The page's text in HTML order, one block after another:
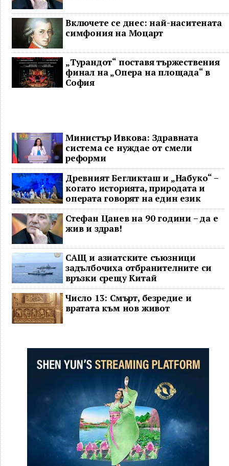
Включете се днес: най-наситената
симфония на Моцарт
„Турандот“ поставя тържествения
финал на „Опера на площада“ в
София
Министър Ивкова: Здравната
система се нуждае от смели
реформи
Древният Бегликташ и „Набуко“ –
когато историята, природата и
операта говорят на един език
Стефан Цанев на 90 години – да е
жив и здрав!
САЩ и азиатските съюзници
задълбочиха отбранителните си
връзки срещу Китай
Число 13: Смърт, безредие и
вратата към нов живот